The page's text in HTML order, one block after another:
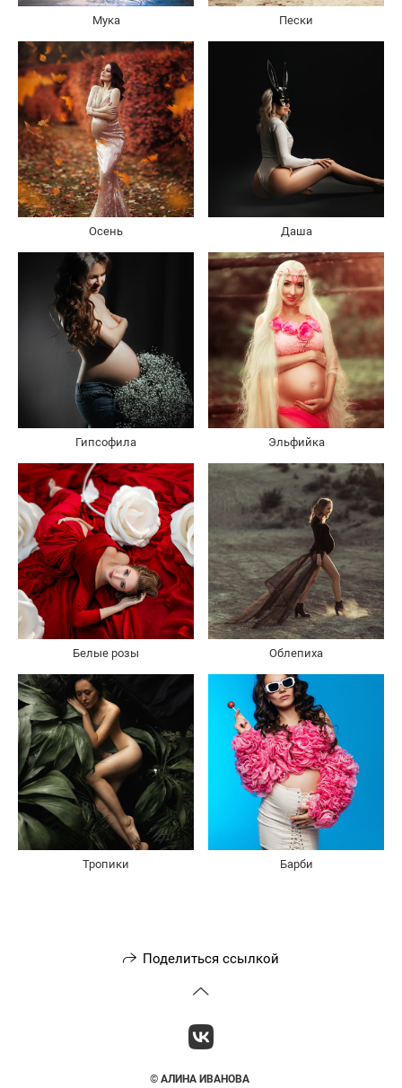
Мука Пески
Осень Даша
Гипсофила Эльфийка
Белые розы Облепиха
Тропики Барби
Поделиться ссылкой
© АЛИНА ИВАНОВА